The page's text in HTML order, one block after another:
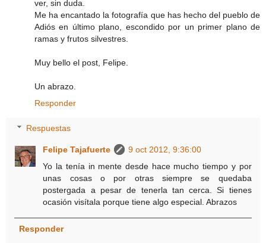
ver, sin duda.
Me ha encantado la fotografía que has hecho del pueblo de
Adiós en último plano, escondido por un primer plano de
ramas y frutos silvestres.
Muy bello el post, Felipe.
Un abrazo.
Responder
Respuestas
Felipe Tajafuerte
9 oct 2012, 9:36:00
Yo la tenía in mente desde hace mucho tiempo y por
unas cosas o por otras siempre se quedaba
postergada a pesar de tenerla tan cerca. Si tienes
ocasión visítala porque tiene algo especial. Abrazos
Responder